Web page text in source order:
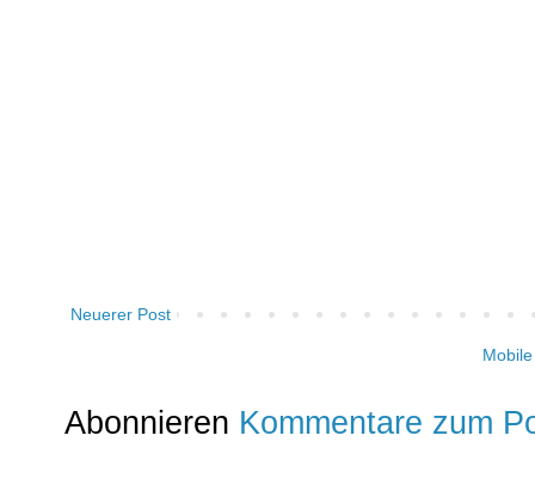
Neuerer Post
Abonnieren Kommentare zum